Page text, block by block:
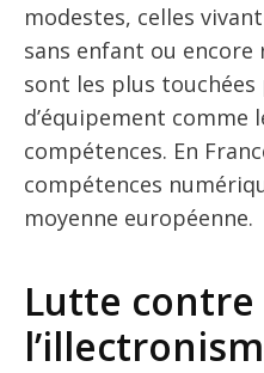
modestes, celles
sans enfant ou encore
sont les plus
d’équipement comme
compétences. En
compétences
moyenne européenne.
Lutte contre